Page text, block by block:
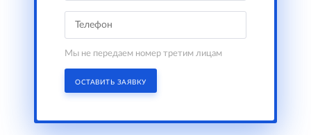
Мы не передаем номер третим лицам
ОСТАВИТЬ ЗАЯВКУ